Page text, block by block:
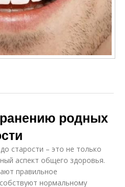
родных
старости – это не только
аспект общего здоровья.
правильное
нормальному